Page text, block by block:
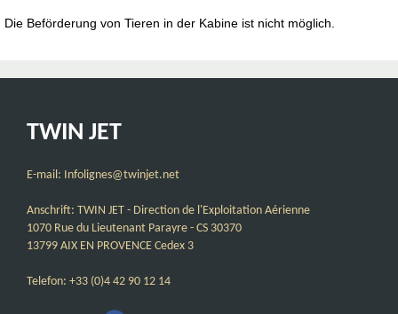
Die Beförderung von Tieren in der Kabine ist nicht möglich.
TWIN JET
E-mail: Infolignes@twinjet.net
Anschrift: TWIN JET - Direction de l'Exploitation Aérienne
1070 Rue du Lieutenant Parayre - CS 30370
13799 AIX EN PROVENCE Cedex 3
Telefon: +33 (0)4 42 90 12 14